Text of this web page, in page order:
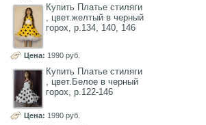
Купить Платье стиляги
, цвет.желтый в черный
горох, р.134, 140, 146
Цена: 1990 руб.
Купить Платье стиляги
, цвет.Белое в черный
горох, р.122-146
Цена: 1990 руб.